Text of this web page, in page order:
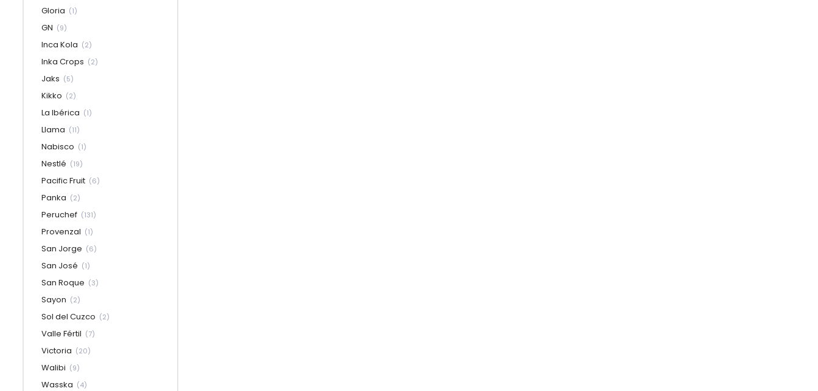
Gloria (1)
GN (9)
Inca Kola (2)
Inka Crops (2)
Jaks (5)
Kikko (2)
La Ibérica (1)
Llama (11)
Nabisco (1)
Nestlé (19)
Pacific Fruit (6)
Panka (2)
Peruchef (131)
Provenzal (1)
San Jorge (6)
San José (1)
San Roque (3)
Sayon (2)
Sol del Cuzco (2)
Valle Fértil (7)
Victoria (20)
Walibi (9)
Wasska (4)